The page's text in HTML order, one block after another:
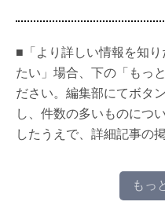
■「より詳しい情報を知
たい」場合、下の「もっ
ださい。編集部にてボタ
し、件数の多いものにつ
したうえで、詳細記事の
もっ